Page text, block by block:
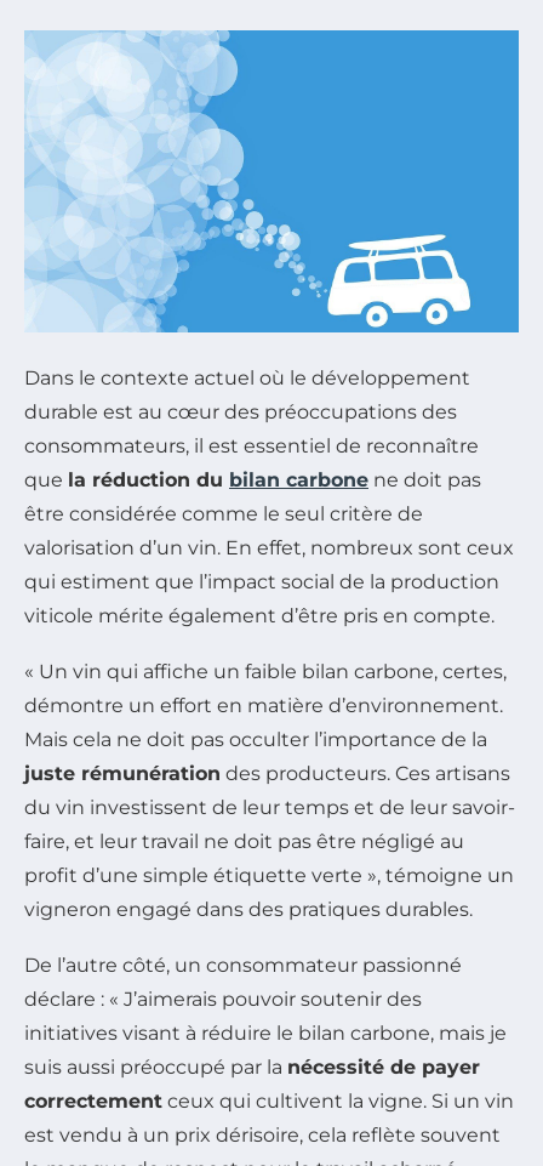
Dans le contexte actuel où le développement
durable est au cœur des préoccupations des
consommateurs, il est essentiel de reconnaître
que la réduction du bilan carbone ne doit pas
être considérée comme le seul critère de
valorisation d’un vin. En effet, nombreux sont ceux
qui estiment que l’impact social de la production
viticole mérite également d’être pris en compte.
« Un vin qui affiche un faible bilan carbone, certes,
démontre un effort en matière d’environnement.
Mais cela ne doit pas occulter l’importance de la
juste rémunération des producteurs. Ces artisans
du vin investissent de leur temps et de leur savoir-
faire, et leur travail ne doit pas être négligé au
profit d’une simple étiquette verte », témoigne un
vigneron engagé dans des pratiques durables.
De l’autre côté, un consommateur passionné
déclare : « J’aimerais pouvoir soutenir des
initiatives visant à réduire le bilan carbone, mais je
suis aussi préoccupé par la nécessité de payer
correctement ceux qui cultivent la vigne. Si un vin
est vendu à un prix dérisoire, cela reflète souvent